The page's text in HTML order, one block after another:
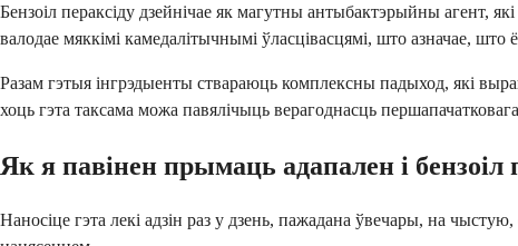
Бензоіл пераксіду дзейнічае як магутны антыбактэрыйны агент,
валодае мяккімі камедалітычнымі ўласцівасцямі, што азначае,
Разам гэтыя інгрэдыенты ствараюць комплексны падыход, які
хоць гэта таксама можа павялічыць верагоднасць
Як я павінен прымаць адапален і бензоіл
Наносіце гэта лекі адзін раз у дзень, пажадана ўвечары, на